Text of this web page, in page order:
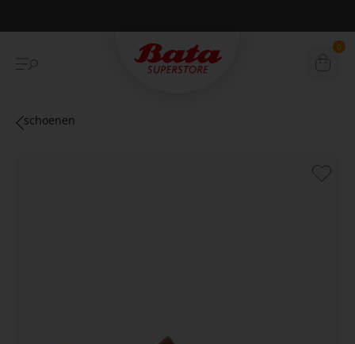
Betaal achteraf met Klarna 0
schoenen